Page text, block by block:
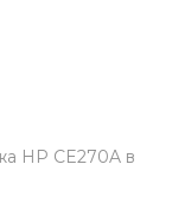
HP CE270A в